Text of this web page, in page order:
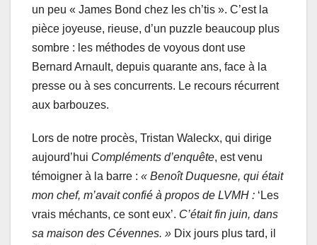
un peu « James Bond chez les ch’tis ». C’est la
pièce joyeuse, rieuse, d’un puzzle beaucoup plus
sombre : les méthodes de voyous dont use
Bernard Arnault, depuis quarante ans, face à la
presse ou à ses concurrents. Le recours récurrent
aux barbouzes.
Lors de notre procès, Tristan Waleckx, qui dirige
aujourd’hui Compléments d’enquête, est venu
témoigner à la barre : « Benoît Duquesne, qui était
mon chef, m’avait confié à propos de LVMH : ‘Les
vrais méchants, ce sont eux’. C’était fin juin, dans
sa maison des Cévennes. » Dix jours plus tard, il